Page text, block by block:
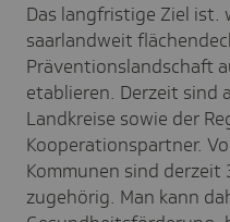
Das langfristige Ziel ist.
saarlandweit
Präventionslandschaft
etablieren. Derzeit sind
Landkreise sowie der
Kooperationspartner.
Kommunen sind derzeit
zugehörig. Man kann